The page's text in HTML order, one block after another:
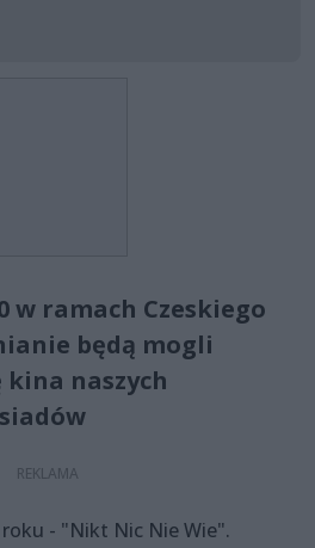
w ramach Czeskiego
będą mogli
kina naszych
- "Nikt Nic Nie Wie".